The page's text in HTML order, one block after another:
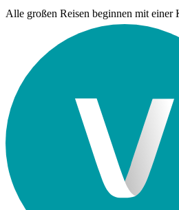
Alle großen Reisen beginnen mit einer